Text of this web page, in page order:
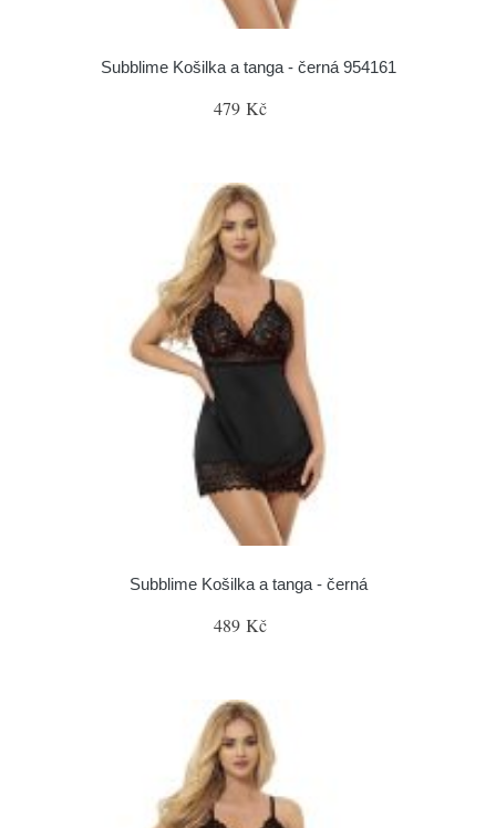
Subblime Košilka a tanga - černá 954161
479 Kč
Subblime Košilka a tanga - černá
489 Kč